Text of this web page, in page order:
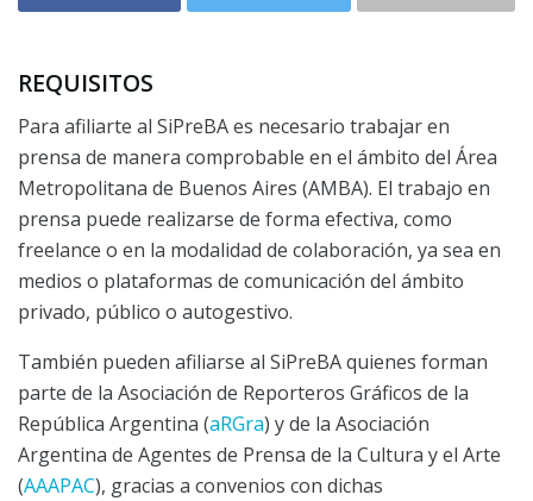
REQUISITOS
Para afiliarte al SiPreBA es necesario trabajar en
prensa de manera comprobable en el ámbito del Área
Metropolitana de Buenos Aires (AMBA). El trabajo en
prensa puede realizarse de forma efectiva, como
freelance o en la modalidad de colaboración, ya sea en
medios o plataformas de comunicación del ámbito
privado, público o autogestivo.
También pueden afiliarse al SiPreBA quienes forman
parte de la Asociación de Reporteros Gráficos de la
República Argentina (aRGra) y de la Asociación
Argentina de Agentes de Prensa de la Cultura y el Arte
(AAAPAC), gracias a convenios con dichas